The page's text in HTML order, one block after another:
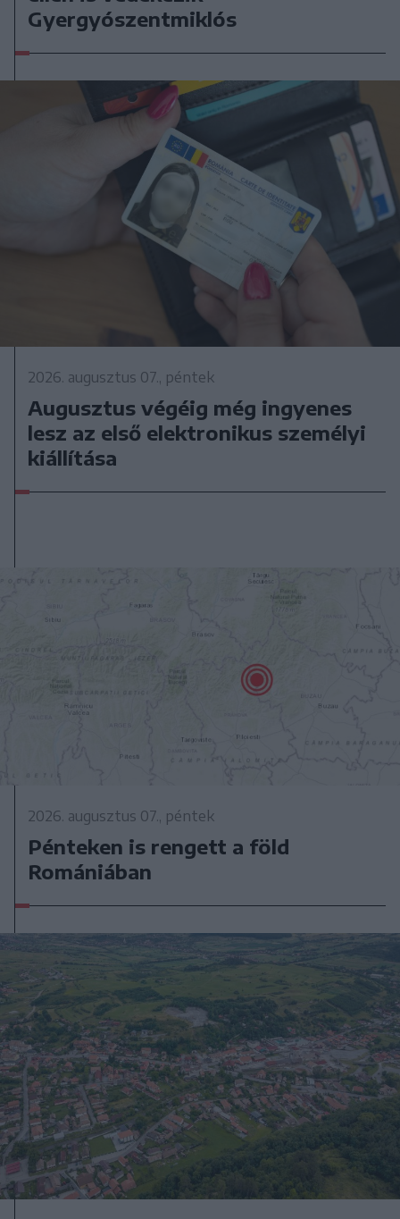
Gyergyószentmiklós
2026. augusztus 07., péntek
Augusztus végéig még ingyenes
lesz az első elektronikus személyi
kiállítása
2026. augusztus 07., péntek
Pénteken is rengett a föld
Romániában